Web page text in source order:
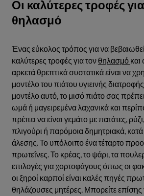
Οι καλύτερες τροφές
θηλασμό
Ένας εύκολος τρόπος για να
καλύτερες τροφές για τον θηλασμό και
αρκετά θρεπτικά συστατικά είναι να
μοντέλο του πιάτου υγιεινής
μοντέλο αυτό, το μισό πιάτο σας
ωμά ή μαγειρεμένα λαχανικά και
πρέπει να είναι γεμάτο με πατάτες,
πλιγούρι ή παρόμοια δημητριακά,
άλεσης. Το υπόλοιπο ένα τέταρτο
πρωτεΐνες. Το κρέας, το ψάρι, τα
επιλογές για χορτοφάγους όπως οι
οι ξηροί καρποί είναι καλές πηγές
θηλάζουσες μητέρες. Μπορείτε